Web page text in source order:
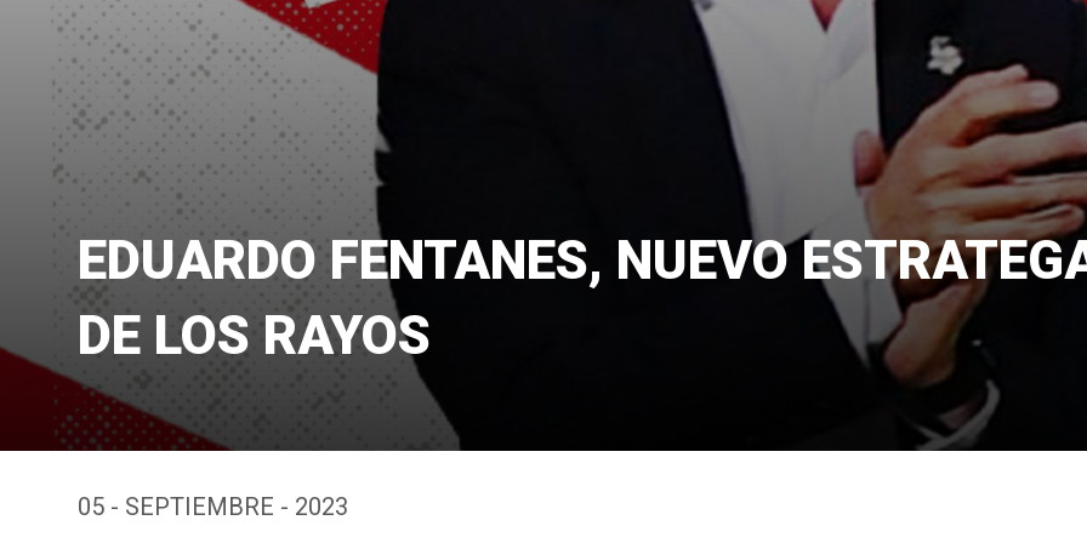
EDUARDO FENTANES, NUEVO
DE LOS RAYOS
05 - SEPTIEMBRE - 2023